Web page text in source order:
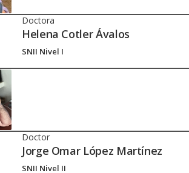
Doctora
Helena Cotler Ávalos
SNII Nivel I
Doctor
Jorge Omar López Martínez
SNII Nivel II